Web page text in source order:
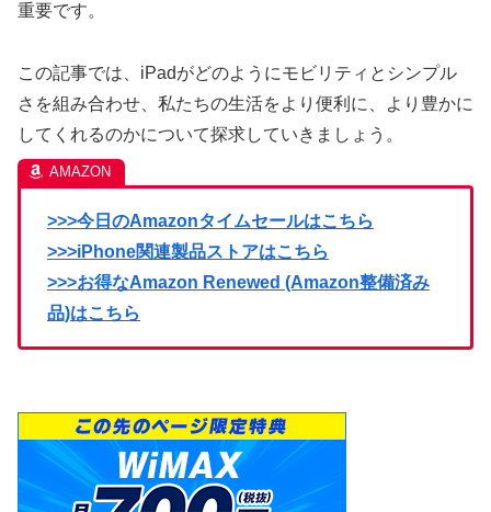
重要です。
この記事では、iPadがどのようにモビリティとシンプル
さを組み合わせ、私たちの生活をより便利に、より豊かに
してくれるのかについて探求していきましょう。
>>>今日のAmazonタイムセールはこちら
>>>iPhone関連製品ストアはこちら
>>>お得なAmazon Renewed (Amazon整備済み
品)はこちら